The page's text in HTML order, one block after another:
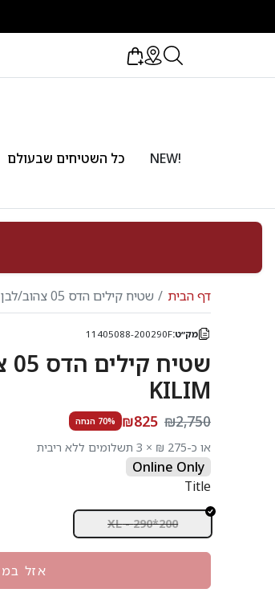
!NEW כל השטיחים שבעולם
דף הבית שטיח קילים הדס 05 צהוב/לבן עם פרנזים KILIM
מק״ט:11405088-200290F
KILIM
₪2,750
₪825 70% הנחה
או כ-275 ₪ × 3 תשלומים ללא ריבית
Online Only
Title
200*290 - XL
אזל